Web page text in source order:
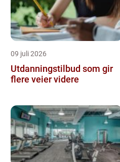
09 juli 2026
Utdanningstilbud som gir
flere veier videre